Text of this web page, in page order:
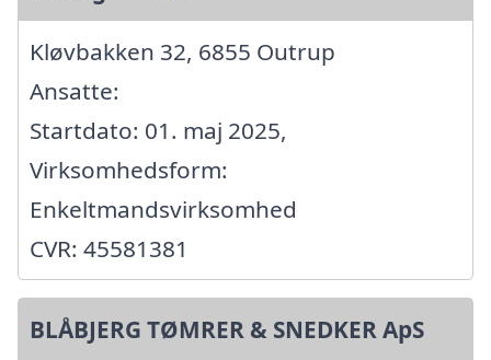
Kløvbakken 32, 6855 Outrup
Ansatte:
Startdato: 01. maj 2025,
Virksomhedsform:
Enkeltmandsvirksomhed
CVR: 45581381
BLÅBJERG TØMRER & SNEDKER ApS